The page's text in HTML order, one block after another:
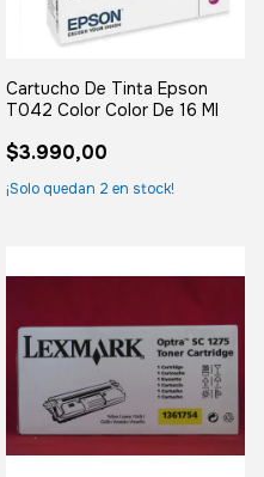
Cartucho De Tinta Epson
T042 Color Color De 16 Ml
$3.990,00
¡Solo quedan 2 en stock!